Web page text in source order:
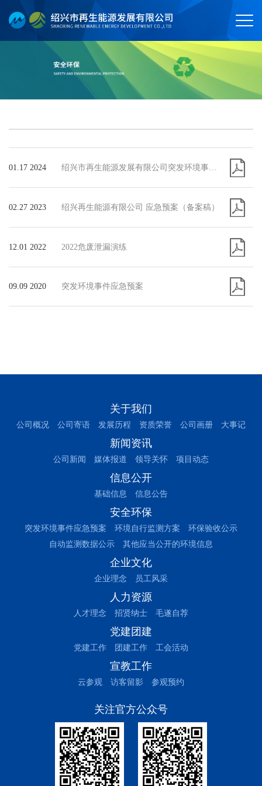
01.17 2024
02.27 2023 绍兴再生能源有限公司 应急预案（备案稿）
12.01 2022 2022危废泄漏演练
09.09 2020 突发环境事件应急预案
关于我们
公司概况 公司寄语 发展历程 资质荣誉 公司画册 大事记
新闻资讯
公司新闻 媒体报道 领导关怀 项目动态
信息公开
基础信息 信息公告
安全环保
突发环境事件应急预案 环境自行监测方案
环保验收公示
自动监测数据公示
其他应当公开的环境信息
企业文化
企业理念 员工风采
人力资源
人才理念 招贤纳士 毛遂自荐
党建团建
党建工作 团建工作 工会活动
宣教工作
云参观 访客留影 参观预约
关注官方公众号